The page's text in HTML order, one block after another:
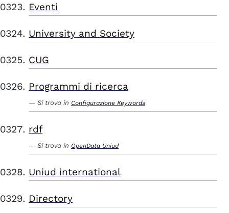
Eventi
University and Society
CUG
Programmi di ricerca
Si trova in Configurazione Keywords
rdf
Si trova in OpenData Uniud
Uniud international
Directory